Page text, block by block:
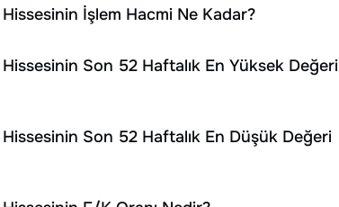
İşlem Hacmi Ne Kadar?
Son 52 Haftalık En Yüksek Değeri
Son 52 Haftalık En Düşük Değeri